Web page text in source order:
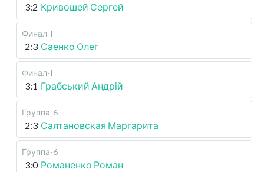
3:2 Кривошей Сергей
Финал-I
2:3 Саенко Олег
Финал-I
3:1 Грабський Андрій
Группа-6
2:3 Салтановская Маргарита
Группа-6
3:0 Романенко Роман